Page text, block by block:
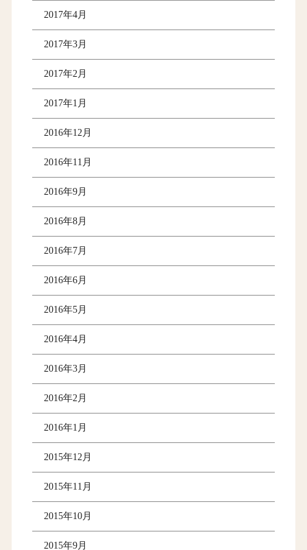
2017年4月
2017年3月
2017年2月
2017年1月
2016年12月
2016年11月
2016年9月
2016年8月
2016年7月
2016年6月
2016年5月
2016年4月
2016年3月
2016年2月
2016年1月
2015年12月
2015年11月
2015年10月
2015年9月